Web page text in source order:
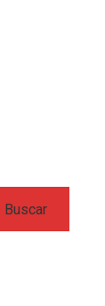
Buscar